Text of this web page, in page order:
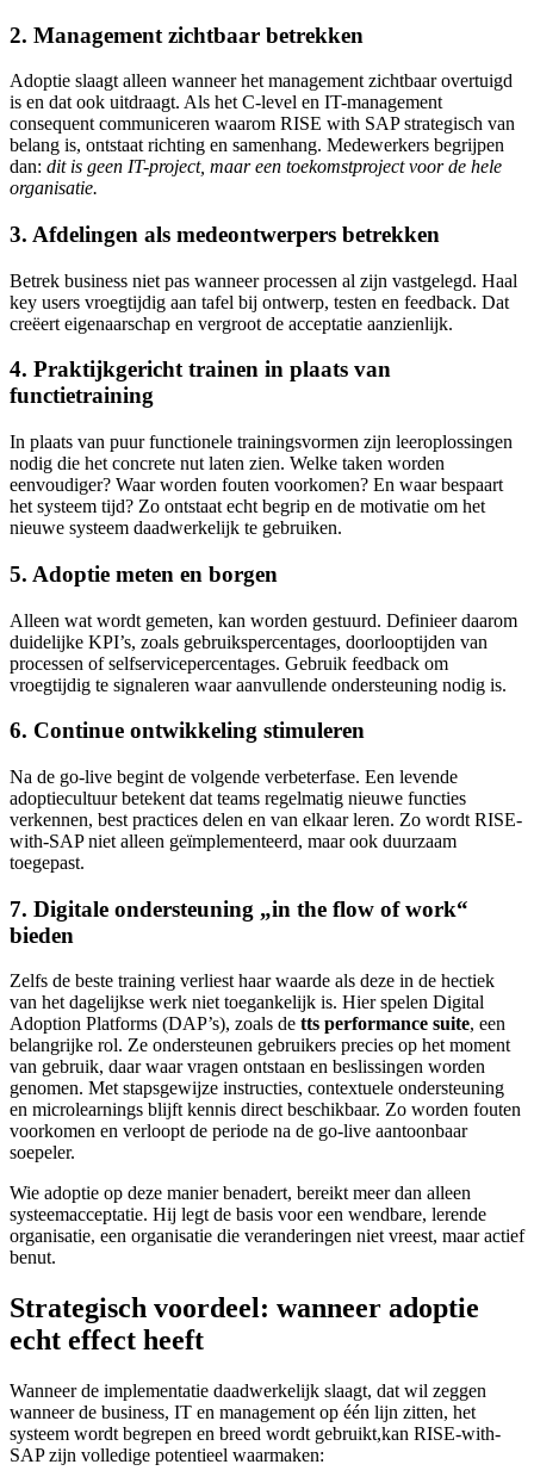
2. Management zichtbaar betrekken
Adoptie slaagt alleen wanneer het management zichtbaar overtuigd
is en dat ook uitdraagt. Als het C-level en IT-management
consequent communiceren waarom RISE with SAP strategisch van
belang is, ontstaat richting en samenhang. Medewerkers begrijpen
dan: dit is geen IT-project, maar een toekomstproject voor de hele
organisatie.
3. Afdelingen als medeontwerpers betrekken
Betrek business niet pas wanneer processen al zijn vastgelegd. Haal
key users vroegtijdig aan tafel bij ontwerp, testen en feedback. Dat
creëert eigenaarschap en vergroot de acceptatie aanzienlijk.
4. Praktijkgericht trainen in plaats van
functietraining
In plaats van puur functionele trainingsvormen zijn leeroplossingen
nodig die het concrete nut laten zien. Welke taken worden
eenvoudiger? Waar worden fouten voorkomen? En waar bespaart
het systeem tijd? Zo ontstaat echt begrip en de motivatie om het
nieuwe systeem daadwerkelijk te gebruiken.
5. Adoptie meten en borgen
Alleen wat wordt gemeten, kan worden gestuurd. Definieer daarom
duidelijke KPI’s, zoals gebruikspercentages, doorlooptijden van
processen of selfservicepercentages. Gebruik feedback om
vroegtijdig te signaleren waar aanvullende ondersteuning nodig is.
6. Continue ontwikkeling stimuleren
Na de go-live begint de volgende verbeterfase. Een levende
adoptiecultuur betekent dat teams regelmatig nieuwe functies
verkennen, best practices delen en van elkaar leren. Zo wordt RISE-
with-SAP niet alleen geïmplementeerd, maar ook duurzaam
toegepast.
7. Digitale ondersteuning „in the flow of work“
bieden
Zelfs de beste training verliest haar waarde als deze in de hectiek
van het dagelijkse werk niet toegankelijk is. Hier spelen Digital
Adoption Platforms (DAP’s), zoals de tts performance suite, een
belangrijke rol. Ze ondersteunen gebruikers precies op het moment
van gebruik, daar waar vragen ontstaan en beslissingen worden
genomen. Met stapsgewijze instructies, contextuele ondersteuning
en microlearnings blijft kennis direct beschikbaar. Zo worden fouten
voorkomen en verloopt de periode na de go-live aantoonbaar
soepeler.
Wie adoptie op deze manier benadert, bereikt meer dan alleen
systeemacceptatie. Hij legt de basis voor een wendbare, lerende
organisatie, een organisatie die veranderingen niet vreest, maar actief
benut.
Strategisch voordeel: wanneer adoptie
echt effect heeft
Wanneer de implementatie daadwerkelijk slaagt, dat wil zeggen
wanneer de business, IT en management op één lijn zitten, het
systeem wordt begrepen en breed wordt gebruikt,kan RISE-with-
SAP zijn volledige potentieel waarmaken: